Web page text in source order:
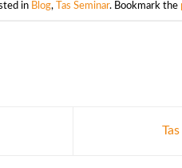
in Blog, Tas Seminar. Bookmark the